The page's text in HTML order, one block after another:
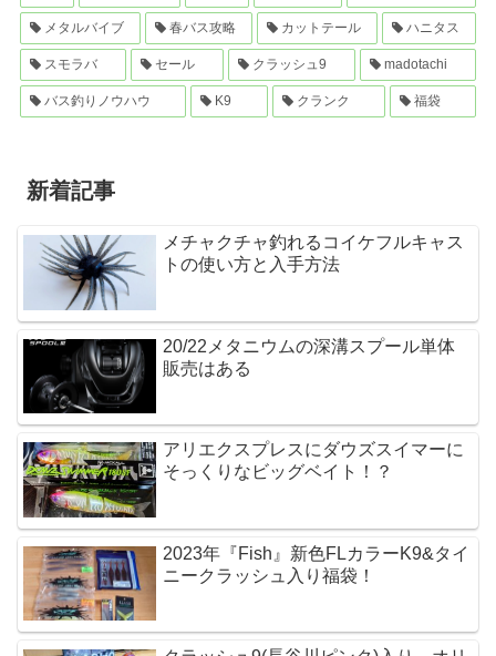
メタルバイブ 春バス攻略 カットテール ハニタス
スモラバ セール クラッシュ9 madotachi
バス釣りノウハウ K9 クランク 福袋
新着記事
メチャクチャ釣れるコイケフルキャス
トの使い方と入手方法
20/22メタニウムの深溝スプール単体
販売はある
アリエクスプレスにダウズスイマーに
そっくりなビッグベイト！？
2023年『Fish』新色FLカラーK9&タイ
ニークラッシュ入り福袋！